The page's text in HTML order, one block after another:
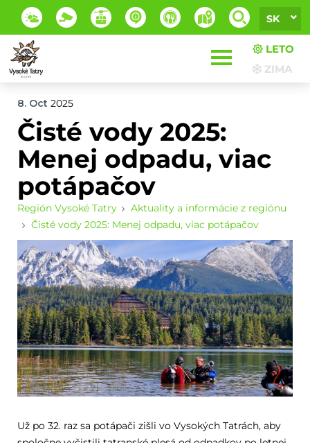
SK
LETO
ZIMA
8. Oct 2025
Čisté vody 2025:
Menej odpadu, viac
potápačov
Región Vysoké Tatry
Aktuality a informácie z regiónu
Čisté vody 2025: Menej odpadu, viac potápačov
Už po 32. raz sa potápači zišli vo Vysokých Tatrách, aby